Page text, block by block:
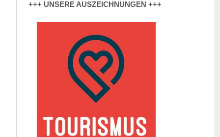
+++ UNSERE AUSZEICHNUNGEN +++